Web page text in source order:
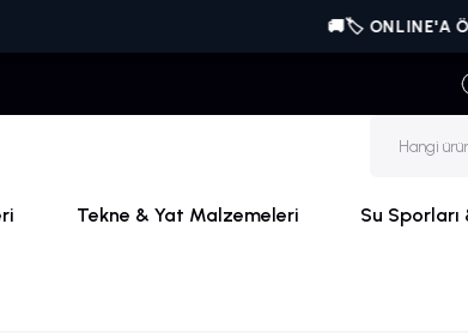
Tekne & Yat Malzemeleri Su Sporları
🚚🏷️ ONLINE'A ÖZEL |